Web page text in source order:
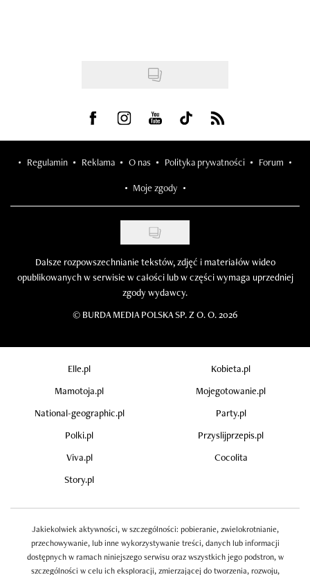
Visit us on Facebook
Visit us on Instagram
Visit us on Youtube
Visit us on Tiktok
Visit us on Rss
Regulamin Reklama O nas Polityka prywatności Forum
Moje zgody
Dalsze rozpowszechnianie tekstów, zdjęć i materiałów wideo
opublikowanych w serwisie w całości lub w części wymaga uprzedniej
zgody wydawcy.
© BURDA MEDIA POLSKA SP. Z O. O. 2026
Elle.pl
Kobieta.pl
Mamotoja.pl
Mojegotowanie.pl
National-geographic.pl
Party.pl
Polki.pl
Przyslijprzepis.pl
Viva.pl
Cocolita
Story.pl
Jakiekolwiek aktywności, w szczególności: pobieranie, zwielokrotnianie,
przechowywanie, lub inne wykorzystywanie treści, danych lub informacji
dostępnych w ramach niniejszego serwisu oraz wszystkich jego podstron, w
szczególności w celu ich eksploracji, zmierzającej do tworzenia, rozwoju,